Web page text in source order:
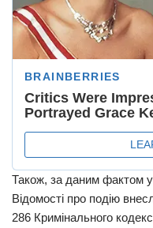
Також, за даним фактом у
Відомості про подію
286 Кримінального